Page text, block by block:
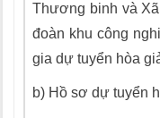
Thương binh và
đoàn khu công
gia dự tuyển hòa
b) Hồ sơ dự tuyển